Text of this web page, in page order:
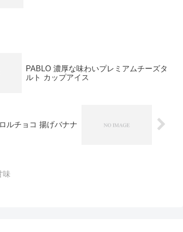
PABLO 濃厚な味わいプレミアムチーズタ
ルト カップアイス
ルチョコ 揚げバナナ
味